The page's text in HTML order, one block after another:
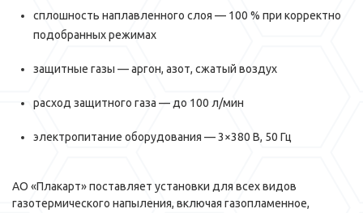
сплошность наплавленного слоя — 100 % при корректно
подобранных режимах
защитные газы — аргон, азот, сжатый воздух
расход защитного газа — до 100 л/мин
электропитание оборудования — 3×380 В, 50 Гц
АО «Плакарт» поставляет установки для всех видов
газотермического напыления, включая газопламенное,